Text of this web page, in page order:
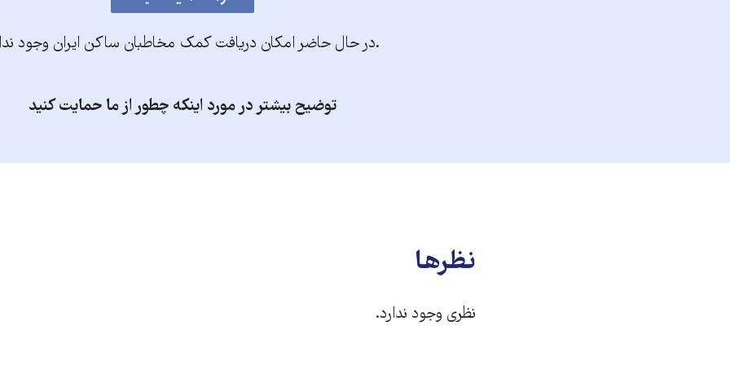
.در حال حاضر امکان دریافت کمک مخاطبان ساکن ایران وجود
توضیح بیشتر در مورد اینکه چطور از ما حمایت کنید
نظرها
نظری وجود ندارد.